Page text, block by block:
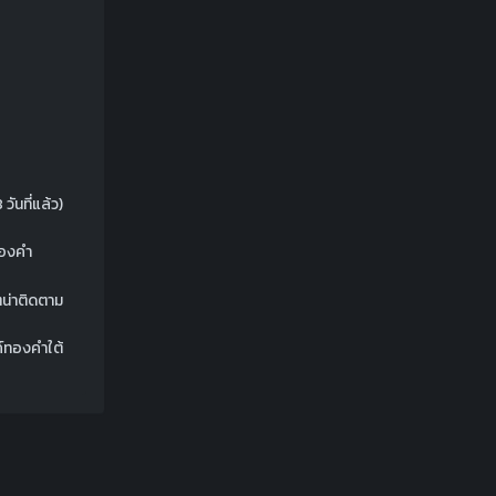
วันที่แล้ว)
งคำ
าติดตาม
องคำใต้